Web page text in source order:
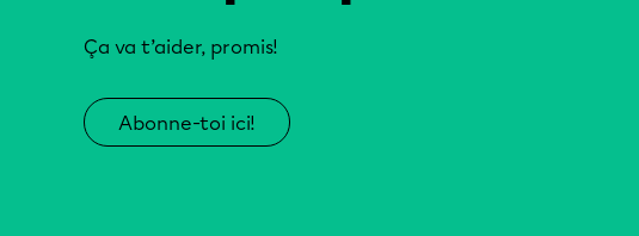
Ça va t’aider, promis!
Abonne-toi ici!